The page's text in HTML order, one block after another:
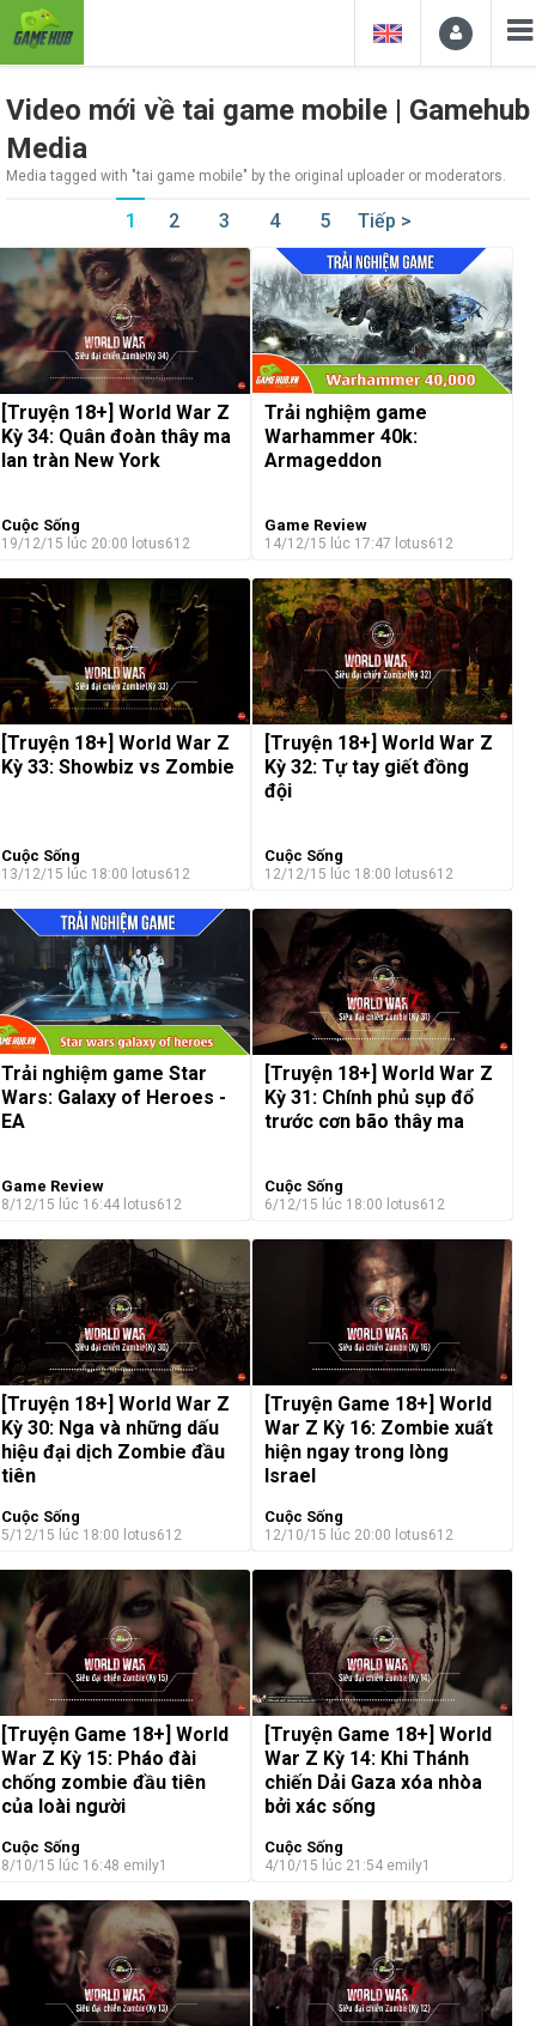
Video mới về tai game mobile | Gamehub
Media
Media tagged with "tai game mobile" by the original uploader or moderators.
1 2 3 4 5 Tiếp >
[Truyện 18+] World War Z
Kỳ 34: Quân đoàn thây ma
lan tràn New York
Cuộc Sống
19/12/15 lúc 20:00 lotus612
Trải nghiệm game
Warhammer 40k:
Armageddon
Game Review
14/12/15 lúc 17:47 lotus612
[Truyện 18+] World War Z
Kỳ 33: Showbiz vs Zombie
Cuộc Sống
13/12/15 lúc 18:00 lotus612
[Truyện 18+] World War Z
Kỳ 32: Tự tay giết đồng
đội
Cuộc Sống
12/12/15 lúc 18:00 lotus612
Trải nghiệm game Star
Wars: Galaxy of Heroes -
EA
Game Review
8/12/15 lúc 16:44 lotus612
[Truyện 18+] World War Z
Kỳ 31: Chính phủ sụp đổ
trước cơn bão thây ma
Cuộc Sống
6/12/15 lúc 18:00 lotus612
[Truyện 18+] World War Z
Kỳ 30: Nga và những dấu
hiệu đại dịch Zombie đầu
tiên
Cuộc Sống
5/12/15 lúc 18:00 lotus612
[Truyện Game 18+] World
War Z Kỳ 16: Zombie xuất
hiện ngay trong lòng
Israel
Cuộc Sống
12/10/15 lúc 20:00 lotus612
[Truyện Game 18+] World
War Z Kỳ 15: Pháo đài
chống zombie đầu tiên
của loài người
Cuộc Sống
8/10/15 lúc 16:48 emily1
[Truyện Game 18+] World
War Z Kỳ 14: Khi Thánh
chiến Dải Gaza xóa nhòa
bởi xác sống
Cuộc Sống
4/10/15 lúc 21:54 emily1